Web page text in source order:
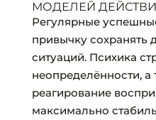
МОДЕЛЕЙ
Регулярные
привычку сохранять
ситуаций. Психика
неопределённости, а
реагирование
максимально